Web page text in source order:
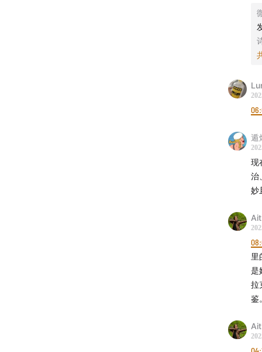
32:33
40:39
📚【
《
《奥
《
《
《
《
《
《景
遁
现
治
妙
里
是
拉
鉴